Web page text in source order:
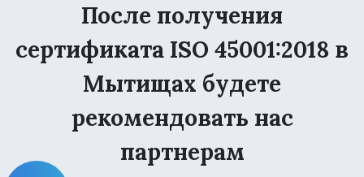
После получения
сертификата ISO 45001:2018 в
Мытищах будете
рекомендовать нас
партнерам